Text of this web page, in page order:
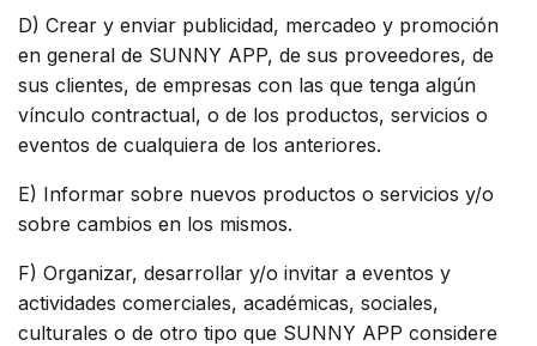
D) Crear y enviar publicidad, mercadeo y promoción
en general de SUNNY APP, de sus proveedores, de
sus clientes, de empresas con las que tenga algún
vínculo contractual, o de los productos, servicios o
eventos de cualquiera de los anteriores.
E) Informar sobre nuevos productos o servicios y/o
sobre cambios en los mismos.
F) Organizar, desarrollar y/o invitar a eventos y
actividades comerciales, académicas, sociales,
culturales o de otro tipo que SUNNY APP considere